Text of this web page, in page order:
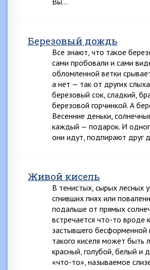
Березовый дождь
Все знают, что такое
сами пробовали и сами
обломленной ветки
а нет — так от других
березовый сок, сладкий,
березовой горчинкой. А
Весенние деньки,
каждый — подарок. И
они идут, подпирают друг
Живой кисель
В тенистых, сырых лесных
сгнивших пнях или
подальше от прямых
встречается что-то вроде
застывшего бесформенной
такого киселя может быть
красный, голубой, белый и
«что-то», называемое